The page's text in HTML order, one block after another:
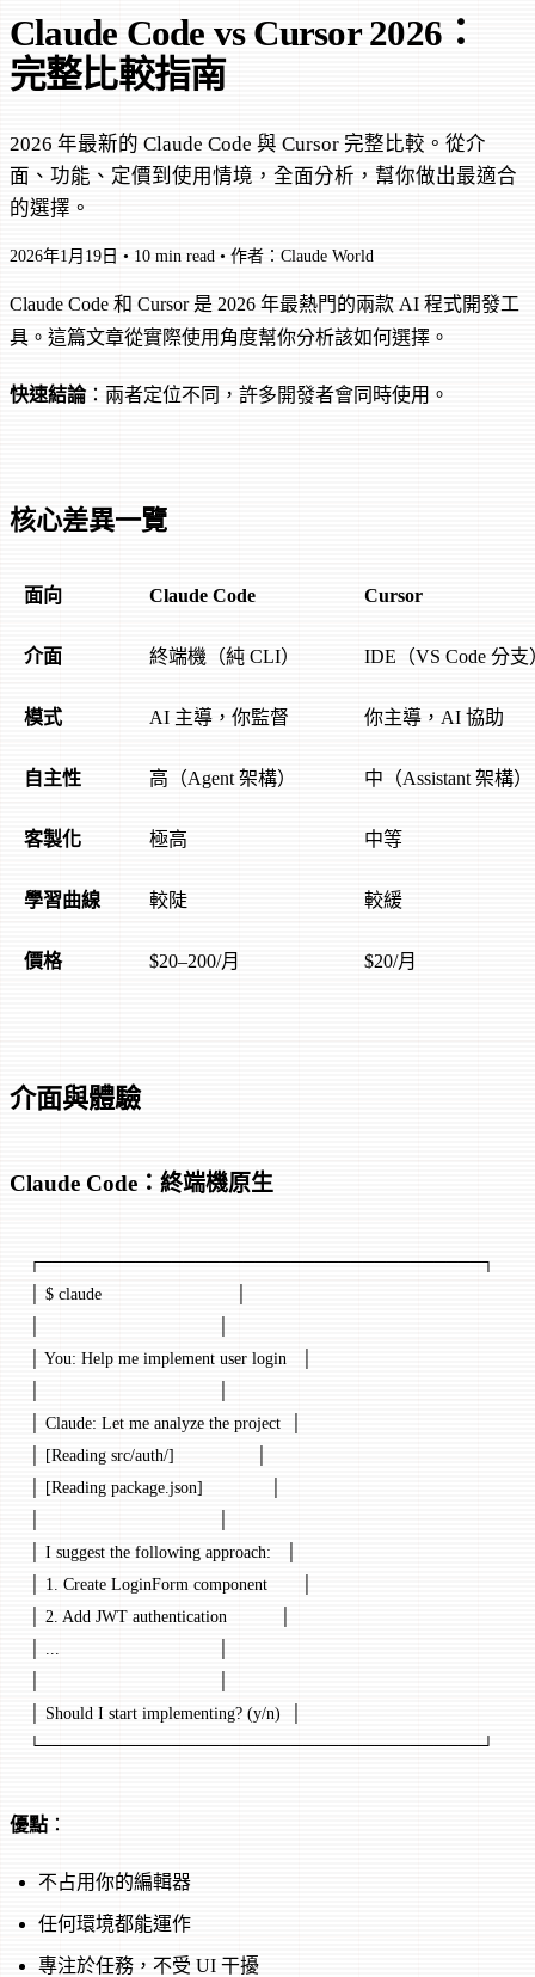
Claude Code vs Cursor 2026：
完整比較指南
2026 年最新的 Claude Code 與 Cursor 完整比較。從介
面、功能、定價到使用情境，全面分析，幫你做出最適合
的選擇。
2026年1月19日 • 10 min read • 作者：Claude World
Claude Code 和 Cursor 是 2026 年最熱門的兩款 AI 程式開發工
具。這篇文章從實際使用角度幫你分析該如何選擇。
快速結論：兩者定位不同，許多開發者會同時使用。
核心差異一覽
面向 Claude Code Cursor
介面 終端機（純 CLI） IDE（VS Code 分支
模式 AI 主導，你監督 你主導，AI 協助
自主性 高（Agent 架構） 中（Assistant 架構）
客製化 極高 中等
學習曲線 較陡 較緩
價格 $20–200/月 $20/月
介面與體驗
Claude Code：終端機原生
┌─────────────────────────────────────┐
│ $ claude                            │
│ You: Help me implement user login   │
│ Claude: Let me analyze the project  │
│ [Reading src/auth/]                 │
│ [Reading package.json]              │
│ I suggest the following approach:   │
│ 1. Create LoginForm component       │
│ 2. Add JWT authentication           │
│ ...                                 │
│ Should I start implementing? (y/n)  │
└─────────────────────────────────────┘
優點 ：
不占用你的編輯器
任何環境都能運作
專注於任務，不受 UI 干擾